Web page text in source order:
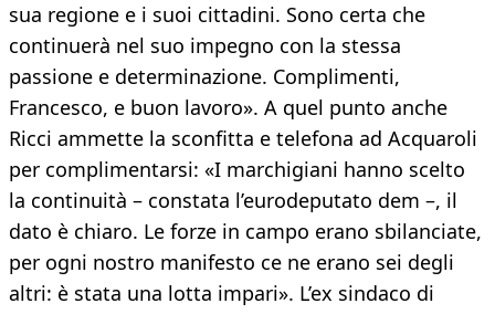
sua regione e i suoi cittadini. Sono certa che
continuerà nel suo impegno con la stessa
passione e determinazione. Complimenti,
Francesco, e buon lavoro». A quel punto anche
Ricci ammette la sconfitta e telefona ad Acquaroli
per complimentarsi: «I marchigiani hanno scelto
la continuità – constata l’eurodeputato dem –, il
dato è chiaro. Le forze in campo erano sbilanciate,
per ogni nostro manifesto ce ne erano sei degli
altri: è stata una lotta impari». L’ex sindaco di